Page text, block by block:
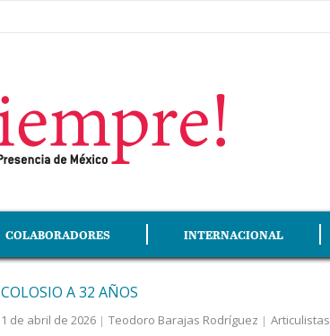
COLABORADORES INTERNACIONAL
COLOSIO A 32 AÑOS
1 de abril de 2026 Teodoro Barajas Rodríguez
Articulistas